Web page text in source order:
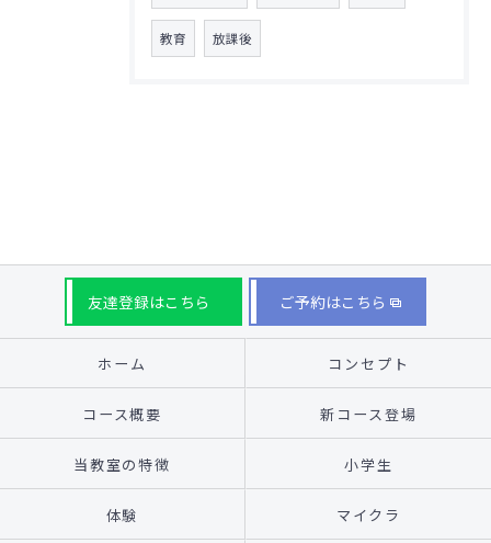
教育 放課後
友達登録はこちら ご予約はこちら
ホーム コンセプト
コース概要 新コース登場
当教室の特徴 小学生
体験 マイクラ